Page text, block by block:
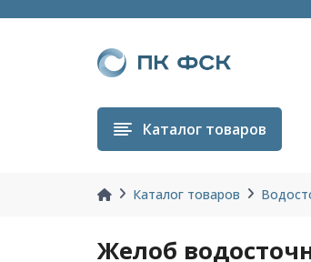
Каталог товаров
Каталог товаров
Желоб